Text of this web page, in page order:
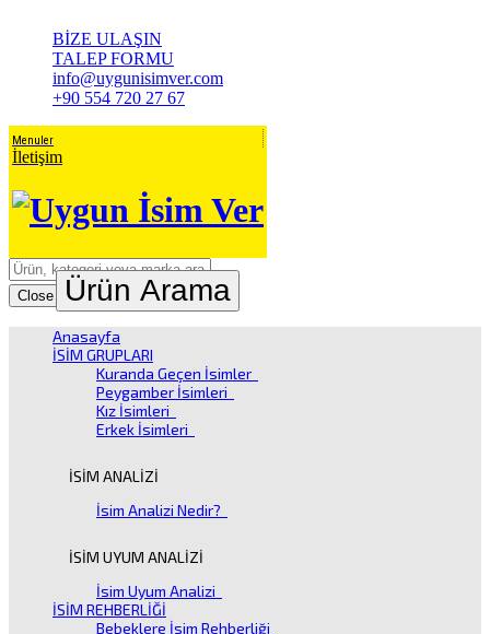
BİZE ULAŞIN
TALEP FORMU
info@uygunisimver.com
+90 554 720 27 67
Menuler
İletişim
Close Ürün Arama
Anasayfa
İSİM GRUPLARI
Kuranda Geçen İsimler
Peygamber İsimleri
Kız İsimleri
Erkek İsimleri
İSİM ANALİZİ
İsim Analizi Nedir?
İSİM UYUM ANALİZİ
İsim Uyum Analizi
İSİM REHBERLİĞİ
Bebeklere İsim Rehberliği